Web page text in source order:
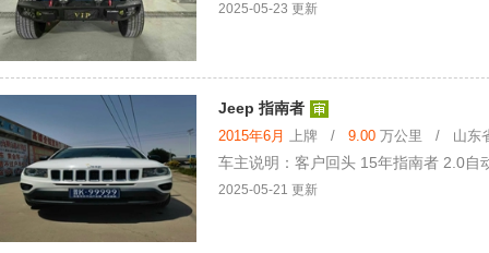
2025-05-23 更新
Jeep 指南者
2015年6月 上牌 / 9.00 万公里 / 山东省
车主说明：客户回头 15年指南者 2.0自
2025-05-21 更新